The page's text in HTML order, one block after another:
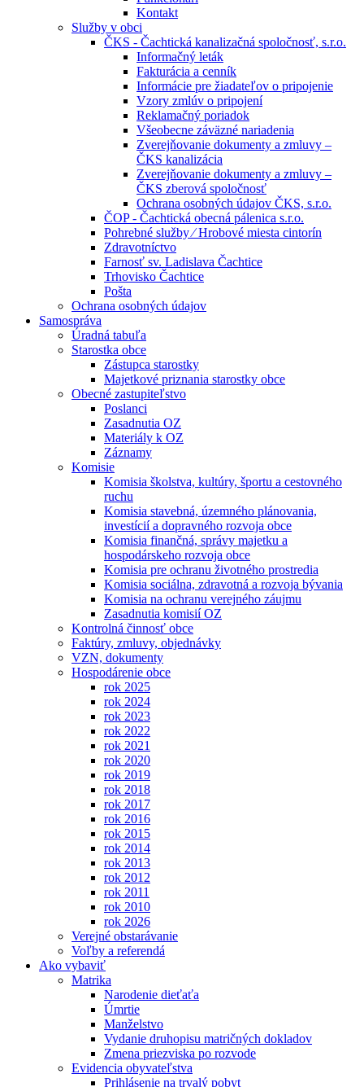
Kontakt
Služby v obci
ČKS - Čachtická kanalizačná spoločnosť, s.r.o.
Informačný leták
Fakturácia a cenník
Informácie pre žiadateľov o pripojenie
Vzory zmlúv o pripojení
Reklamačný poriadok
Všeobecne záväzné nariadenia
Zverejňovanie dokumenty a zmluvy –
ČKS kanalizácia
Zverejňovanie dokumenty a zmluvy –
ČKS zberová spoločnosť
Ochrana osobných údajov ČKS, s.r.o.
ČOP - Čachtická obecná pálenica s.r.o.
Pohrebné služby ⁄ Hrobové miesta cintorín
Zdravotníctvo
Farnosť sv. Ladislava Čachtice
Trhovisko Čachtice
Pošta
Ochrana osobných údajov
Samospráva
Úradná tabuľa
Starostka obce
Zástupca starostky
Majetkové priznania starostky obce
Obecné zastupiteľstvo
Poslanci
Zasadnutia OZ
Materiály k OZ
Záznamy
Komisie
Komisia školstva, kultúry, športu a cestovného
ruchu
Komisia stavebná, územného plánovania,
investícií a dopravného rozvoja obce
Komisia finančná, správy majetku a
hospodárskeho rozvoja obce
Komisia pre ochranu životného prostredia
Komisia sociálna, zdravotná a rozvoja bývania
Komisia na ochranu verejného záujmu
Zasadnutia komisií OZ
Kontrolná činnosť obce
Faktúry, zmluvy, objednávky
VZN, dokumenty
Hospodárenie obce
rok 2025
rok 2024
rok 2023
rok 2022
rok 2021
rok 2020
rok 2019
rok 2018
rok 2017
rok 2016
rok 2015
rok 2014
rok 2013
rok 2012
rok 2011
rok 2010
rok 2026
Verejné obstarávanie
Voľby a referendá
Ako vybaviť
Matrika
Narodenie dieťaťa
Úmrtie
Manželstvo
Vydanie druhopisu matričných dokladov
Zmena priezviska po rozvode
Evidencia obyvateľstva
Prihlásenie na trvalý pobyt